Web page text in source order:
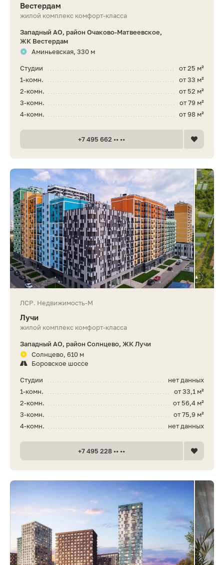
Вестердам
жилой комплекс комфорт-класса
Западный АО, район Очаково-Матвеевское,
ЖК Вестердам
Аминьевская, 330 м
от 25 м²
Студии
от 33 м²
1-комн.
от 52 м²
2-комн.
от 79 м²
3-комн.
от 98 м²
4-комн.
+7 495 662 •• ••
ЛСР. Недвижимость-М
Лучи
жилой комплекс комфорт-класса
Западный АО, район Солнцево, ЖК Лучи
Солнцево, 610 м
Боровское шоссе
нет данных
Студии
от 33,1 м²
1-комн.
от 56,4 м²
2-комн.
от 75,9 м²
3-комн.
нет данных
4-комн.
+7 495 228 •• ••